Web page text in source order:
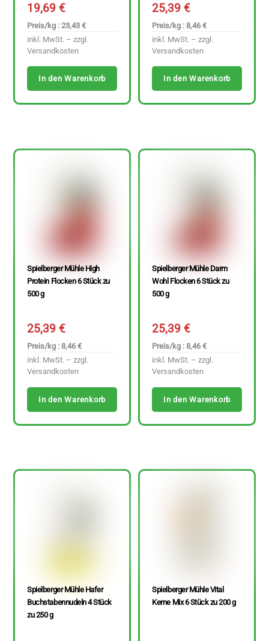
19,69€
Preis/kg : 23,43 €
inkl. MwSt. – zzgl.
Versandkosten
In den Warenkorb
25,39€
Preis/kg : 8,46 €
inkl. MwSt. – zzgl.
Versandkosten
In den Warenkorb
Spielberger Mühle High
Protein Flocken 6 Stück zu
500 g
25,39€
Preis/kg : 8,46 €
inkl. MwSt. – zzgl.
Versandkosten
In den Warenkorb
Spielberger Mühle Darm
Wohl Flocken 6 Stück zu
500 g
25,39€
Preis/kg : 8,46 €
inkl. MwSt. – zzgl.
Versandkosten
In den Warenkorb
Spielberger Mühle Hafer
Buchstabennudeln 4 Stück
zu 250 g
Spielberger Mühle Vital
Kerne Mix 6 Stück zu 200 g